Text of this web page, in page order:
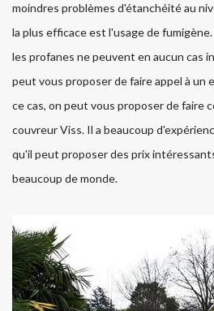
moindres problèmes d'étanchéité au
la plus efficace est l'usage de
les profanes ne peuvent en aucun cas
peut vous proposer de faire appel à un
ce cas, on peut vous proposer de faire
couvreur Viss. Il a beaucoup
qu'il peut proposer des prix
beaucoup de monde.